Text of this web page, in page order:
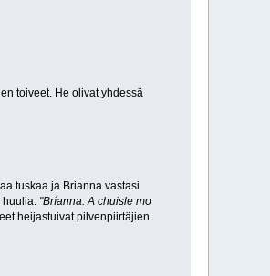
toiveet. He olivat yhdessä
tuskaa ja Brianna vastasi
huulia. "Bríanna. A chuisle mo
heijastuivat pilvenpiirtäjien